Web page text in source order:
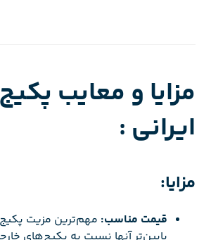
مزایا و معایب
ایرانی :
مزایا:
قیمت مناسب: مهم‌ترین مزیت